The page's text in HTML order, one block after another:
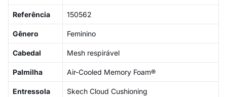
Referência 150562
Gênero Feminino
Cabedal Mesh respirável
Palmilha Air-Cooled Memory Foam®
Entressola Skech Cloud Cushioning